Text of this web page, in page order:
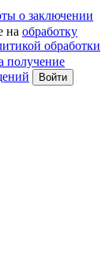
о заключении
на обработку
обработки
получение
Войти